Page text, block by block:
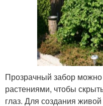
Прозрачный забор
растениями, чтобы
глаз. Для создания